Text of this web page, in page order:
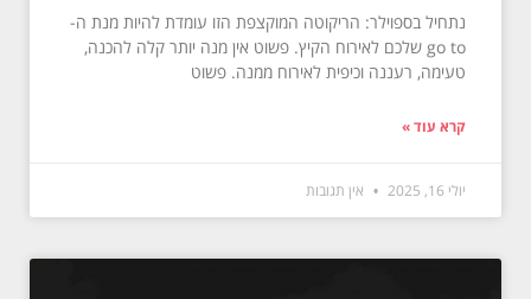
נתחיל בספוילר: הריקוטה המוקצפת הזו עומדת להיות מנת ה-
go to שלכם לאירוח הקיץ. פשוט אין מנה יותר קלה להכנה,
טעימה, רעננה וכיפית לאירוח ממנה. פשוט
קרא עוד »
יולי 16, 2025 אין תגובות